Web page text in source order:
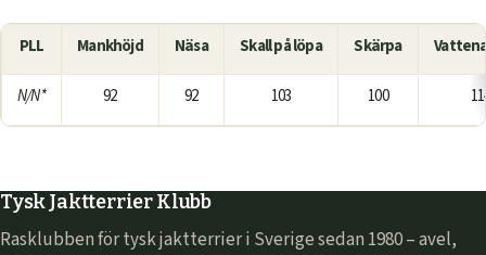
PLL Mankhöjd Näsa Skall på löpa Skärpa
N/N* 92 92 103 100
Tysk Jaktterrier Klubb
Rasklubben för tysk jaktterrier i Sverige sedan 1980 – avel,